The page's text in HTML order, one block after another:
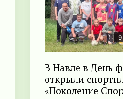
9
В Навле в День
открыли
«Поколение